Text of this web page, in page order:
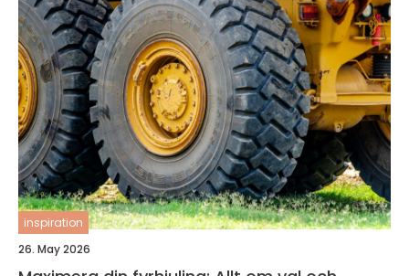
inspiration
26. May 2026